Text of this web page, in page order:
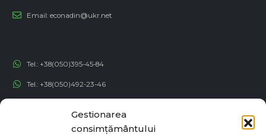
Gestionarea
consimțământului
Email: econadin@ukr.net
Tel.: +38(050)395-45-84
Tel.: +38(050)492-23-46
contact@econadin.com